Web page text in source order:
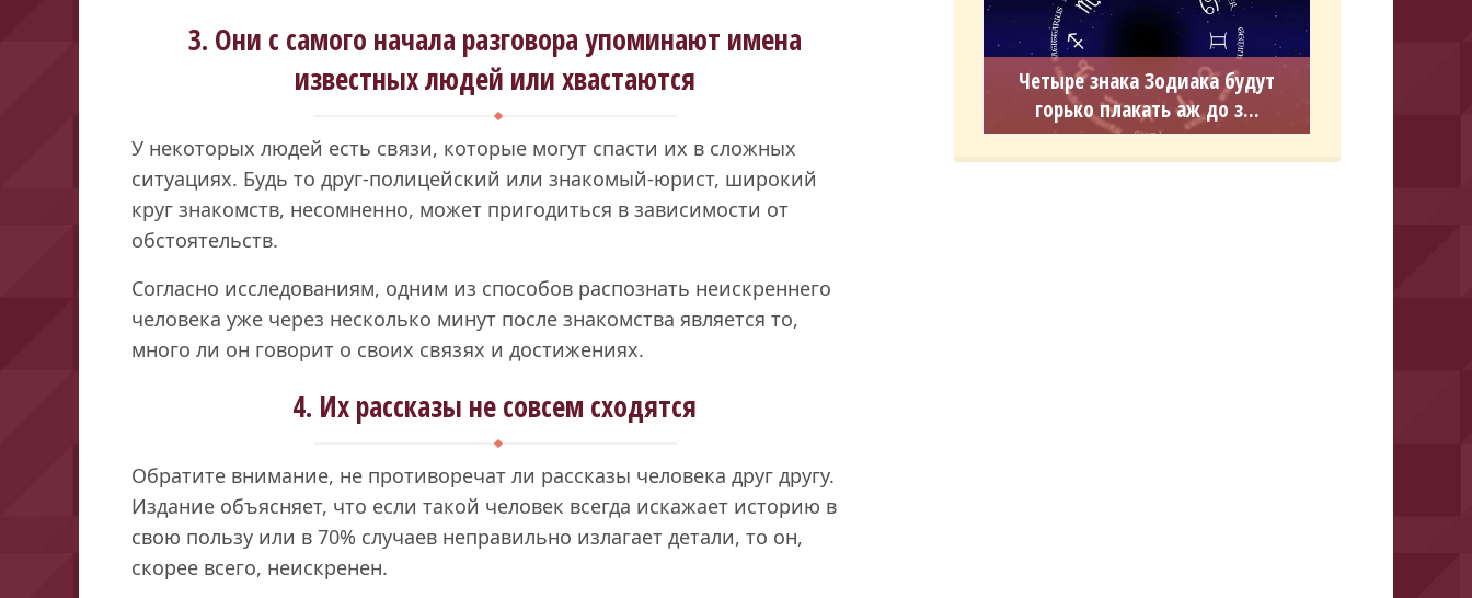
3. Они с самого начала разговора упоминают имена
известных людей или хвастаются
У некоторых людей есть связи, которые могут спасти их в сложных
ситуациях. Будь то друг-полицейский или знакомый-юрист, широкий
круг знакомств, несомненно, может пригодиться в зависимости от
обстоятельств.
Согласно исследованиям, одним из способов распознать неискреннего
человека уже через несколько минут после знакомства является то,
много ли он говорит о своих связях и достижениях.
4. Их рассказы не совсем сходятся
Обратите внимание, не противоречат ли рассказы человека друг другу.
Издание объясняет, что если такой человек всегда искажает историю в
свою пользу или в 70% случаев неправильно излагает детали, то он,
скорее всего, неискренен.
Четыре знака Зодиака будут
горько плакать аж до з...